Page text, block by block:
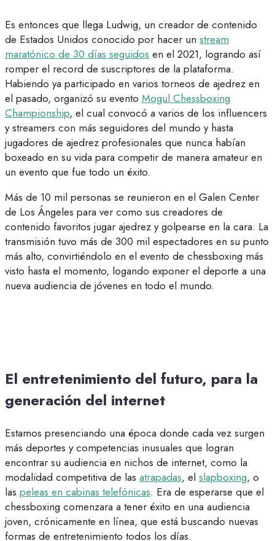
Es entonces que llega Ludwig, un creador de contenido
de Estados Unidos conocido por hacer un stream
maratónico de 30 días seguidos en el 2021, logrando así
romper el record de suscriptores de la plataforma.
Habiendo ya participado en varios torneos de ajedrez en
el pasado, organizó su evento Mogul Chessboxing
Championship, el cual convocó a varios de los influencers
y streamers con más seguidores del mundo y hasta
jugadores de ajedrez profesionales que nunca habían
boxeado en su vida para competir de manera amateur en
un evento que fue todo un éxito.
Más de 10 mil personas se reunieron en el Galen Center
de Los Ángeles para ver como sus creadores de
contenido favoritos jugar ajedrez y golpearse en la cara. La
transmisión tuvo más de 300 mil espectadores en su punto
más alto, convirtiéndolo en el evento de chessboxing más
visto hasta el momento, logando exponer el deporte a una
nueva audiencia de jóvenes en todo el mundo.
El entretenimiento del futuro, para la
generación del internet
Estamos presenciando una época donde cada vez surgen
más deportes y competencias inusuales que logran
encontrar su audiencia en nichos de internet, como la
modalidad competitiva de las atrapadas, el slapboxing, o
las peleas en cabinas telefónicas. Era de esperarse que el
chessboxing comenzara a tener éxito en una audiencia
joven, crónicamente en línea, que está buscando nuevas
formas de entretenimiento todos los días.